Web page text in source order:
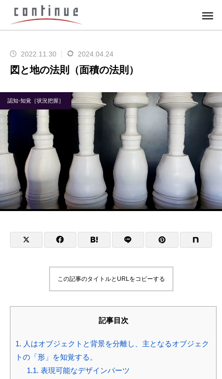
2022.11.30 2024.04.24
図と地の法則（面積の法則）
認知-知覚［状況把握］
この記事のタイトルとURLをコピーする
記事目次
1. 人はオブジェクトと背景を分離し、主となるオブジェク
トの「形」を知覚する。
1.1. 表現可能なデザインパーツ